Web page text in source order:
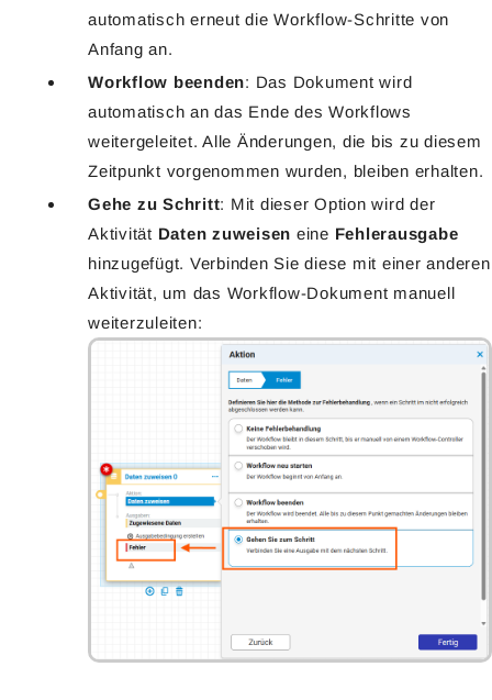
automatisch erneut die Workflow-Schritte von
Anfang an.
Workflow beenden: Das Dokument wird
automatisch an das Ende des Workflows
weitergeleitet. Alle Änderungen, die bis zu diesem
Zeitpunkt vorgenommen wurden, bleiben erhalten.
Gehe zu Schritt: Mit dieser Option wird der
Aktivität Daten zuweisen eine Fehlerausgabe
hinzugefügt. Verbinden Sie diese mit einer anderen
Aktivität, um das Workflow-Dokument manuell
weiterzuleiten: